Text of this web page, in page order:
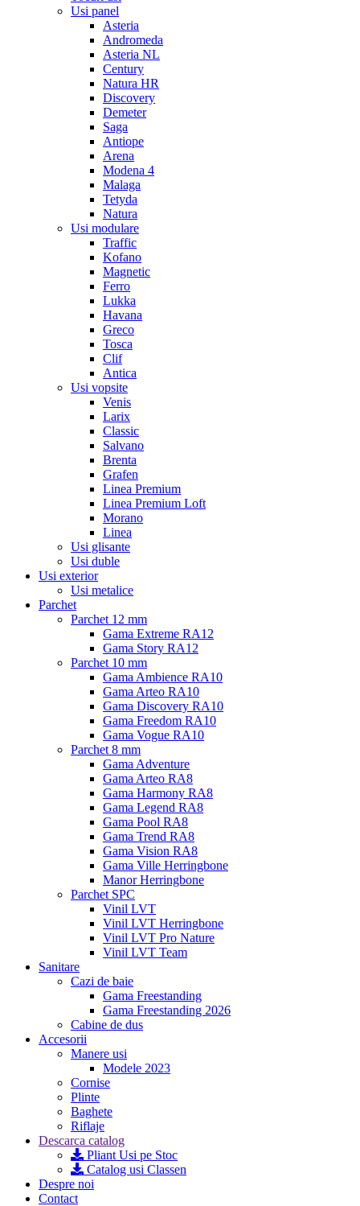
Usi panel
Asteria
Andromeda
Asteria NL
Century
Natura HR
Discovery
Demeter
Saga
Antiope
Arena
Modena 4
Malaga
Tetyda
Natura
Usi modulare
Traffic
Kofano
Magnetic
Ferro
Lukka
Havana
Greco
Tosca
Clif
Antica
Usi vopsite
Venis
Larix
Classic
Salvano
Brenta
Grafen
Linea Premium
Linea Premium Loft
Morano
Linea
Usi glisante
Usi duble
Usi exterior
Usi metalice
Parchet
Parchet 12 mm
Gama Extreme RA12
Gama Story RA12
Parchet 10 mm
Gama Ambience RA10
Gama Arteo RA10
Gama Discovery RA10
Gama Freedom RA10
Gama Vogue RA10
Parchet 8 mm
Gama Adventure
Gama Arteo RA8
Gama Harmony RA8
Gama Legend RA8
Gama Pool RA8
Gama Trend RA8
Gama Vision RA8
Gama Ville Herringbone
Manor Herringbone
Parchet SPC
Vinil LVT
Vinil LVT Herringbone
Vinil LVT Pro Nature
Vinil LVT Team
Sanitare
Cazi de baie
Gama Freestanding
Gama Freestanding 2026
Cabine de dus
Accesorii
Manere usi
Modele 2023
Cornise
Plinte
Baghete
Riflaje
Descarca catalog
Pliant Usi pe Stoc
Catalog usi Classen
Despre noi
Contact